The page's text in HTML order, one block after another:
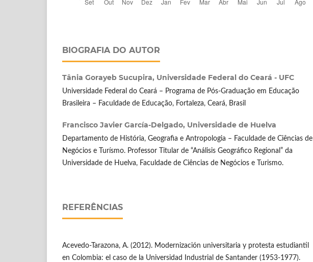
BIOGRAFIA DO AUTOR
Tânia Gorayeb Sucupira, Universidade Federal do Ceará - UFC
Universidade Federal do Ceará – Programa de Pós-Graduação em Educação
Brasileira – Faculdade de Educação, Fortaleza, Ceará, Brasil
Francisco Javier García-Delgado, Universidade de Huelva
Departamento de História, Geografia e Antropologia – Faculdade de Ciências de
Negócios e Turísmo. Professor Titular de “Análisis Geográfico Regional” da
Universidade de Huelva, Faculdade de Ciências de Negócios e Turismo.
REFERÊNCIAS
Acevedo-Tarazona, A. (2012). Modernización universitaria y protesta estudiantil
en Colombia: el caso de la Universidad Industrial de Santander (1953-1977).